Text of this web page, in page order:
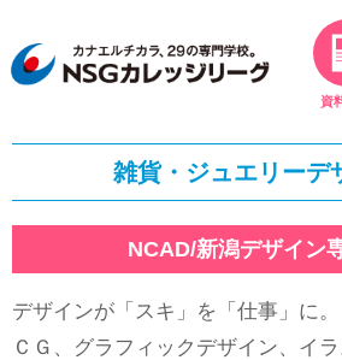
資
新型コロナウィルス感染症対応
奨学金制度
最大500万円の奨学金
母子・父子家庭奨学金制度
無利子で手続金を貸与
SR制度
雑貨・ジュエリーデ
NCAD/新潟デザイン
デザインが「スキ」を「仕事」に。
ＣＧ、グラフィックデザイン、イ